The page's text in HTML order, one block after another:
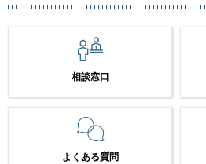
相談窓口
よくある質問